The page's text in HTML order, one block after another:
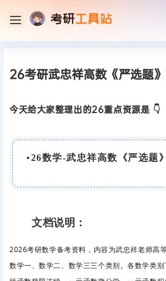
26考研武忠祥高数《严选题
今天给大家整理出的26重点资源是 👇
•26数学-武忠祥高数《严选题
文档说明：
2026考研数学备考资料，内容为武忠祥老师高
数学一、数学二、数学三三个类别。各数学类